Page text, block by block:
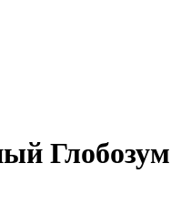
Глобозум